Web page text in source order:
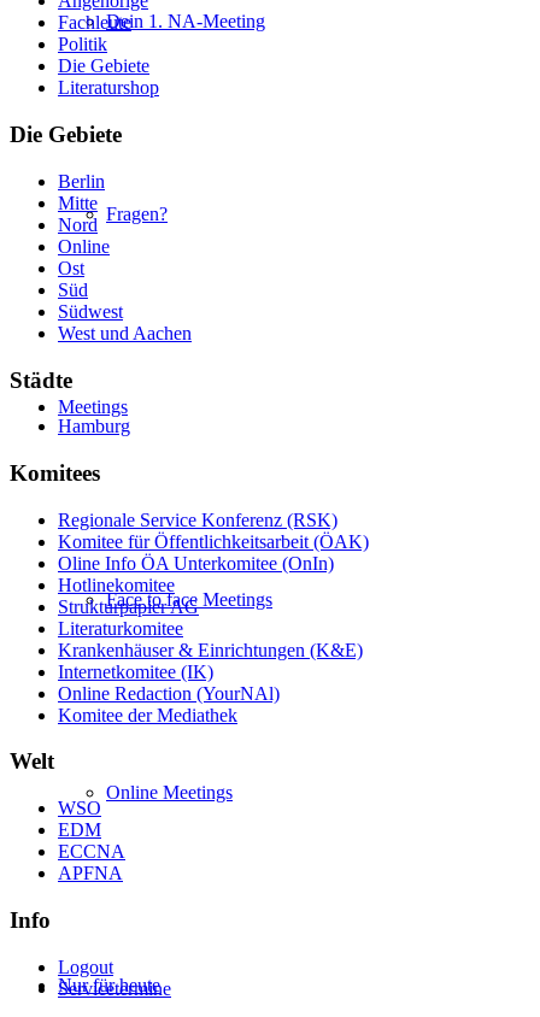
Dein 1. NA-Meeting
Fragen?
Meetings
Face to face Meetings
Online Meetings
Nur für heute
Fachleute
Politik
Die Gebiete
Literaturshop
Die Gebiete
Berlin
Mitte
Nord
Online
Ost
Süd
Südwest
West und Aachen
Städte
Hamburg
Komitees
Regionale Service Konferenz (RSK)
Komitee für Öffentlichkeitsarbeit (ÖAK)
Oline Info ÖA Unterkomitee (OnIn)
Hotlinekomitee
Strukturpapier AG
Literaturkomitee
Krankenhäuser & Einrichtungen (K&E)
Internetkomitee (IK)
Online Redaction (YourNAl)
Komitee der Mediathek
Welt
WSO
EDM
ECCNA
APFNA
Info
Logout
Servicetermine